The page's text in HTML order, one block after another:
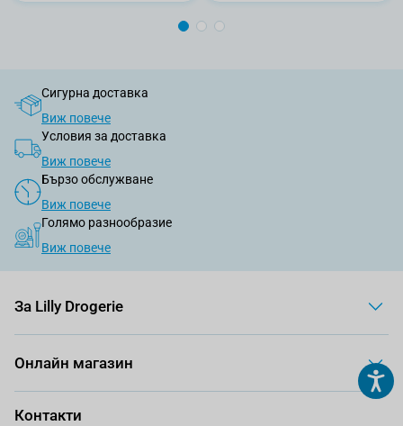
Сигурна доставка
Виж повече
Условия за доставка
Виж повече
Бързо обслужване
Виж повече
Голямо разнообразие
Виж повече
За Lilly Drogerie
Онлайн магазин
Контакти